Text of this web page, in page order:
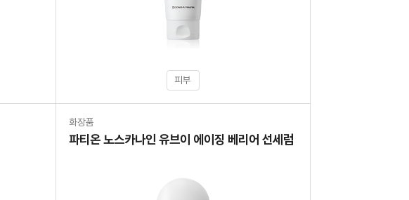
피부
화장품
파티온 노스카나인 유브이 에이징 베리어 선세럼